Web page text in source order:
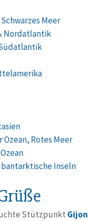
Meer
Nordatlantik
Rotes Meer
Inseln
Stützpunkt Gijon